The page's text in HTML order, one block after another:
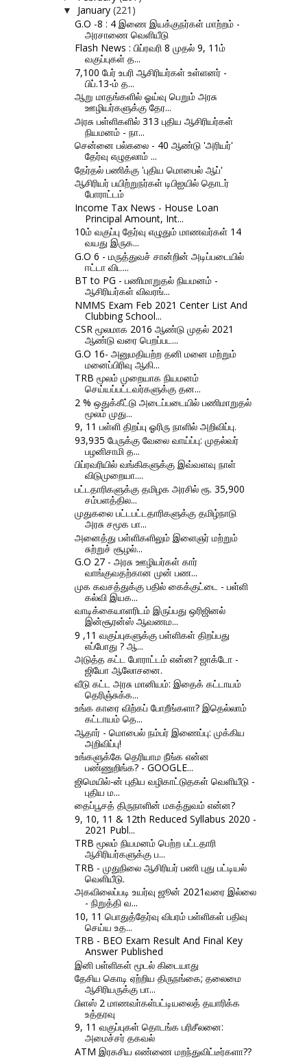
▼ January (221)
G.O -8 : 4 இணை இயக்குநர்கள் மாற்றம் -
அரசாணை வெளியீடு
Flash News : பிப்ரவரி 8 முதல் 9, 11ம்
வகுப்புகள் த...
7,100 பேர் உபரி ஆசிரியர்கள் உள்ளனர் -
பிப்.13-ம் த...
ஆறு மாதங்களில் ஓய்வு பெறும் அரசு
ஊழியர்களுக்கு தேர...
அரசு பள்ளிகளில் 313 புதிய ஆசிரியர்கள்
நியமனம் - நா...
சென்னை பல்கலை - 40 ஆண்டு 'அரியர்'
தேர்வு எழுதலாம் ...
தேர்தல் பணிக்கு 'புதிய மொபைல் ஆப்'
ஆசிரியர் பயிற்றுநர்கள் டிபிஐயில் தொடர்
போராட்டம்
Income Tax News - House Loan
Principal Amount, Int...
10ம் வகுப்பு தேர்வு எழுதும் மாணவர்கள் 14
வயது இருக...
G.O 6 - மருத்துவச் சான்றின் அடிப்படையில்
ஈட்டா விட...
BT to PG - பணிமாறுதல் நியமனம் -
ஆசிரியர்கள் விவரங்...
NMMS Exam Feb 2021 Center List And
Clubbing School...
CSR மூலமாக 2016 ஆண்டு முதல் 2021
ஆண்டு வரை பெறப்பட...
G.O 16- அனுமதியற்ற தனி மனை மற்றும்
மனைப்பிரிவு ஆகி...
TRB மூலம் முறையாக நியமனம்
செய்யப்பட்டவர்களுக்கு தன...
2 % ஒதுக்கீட்டு அடைப்படையில் பணிமாறுதல்
மூலம் முது...
9, 11 பள்ளி திறப்பு ஓரிரு நாளில் அறிவிப்பு.
93,935 பேருக்கு வேலை வாய்ப்பு: முதல்வர்
பழனிசாமி த...
பிப்ரவரியில் வங்கிகளுக்கு இவ்வளவு நாள்
விடுமுறையா....
பட்டதாரிகளுக்கு தமிழக அரசில் ரூ. 35,900
சம்பளத்தில...
முதுகலை பட்டபட்டதாரிகளுக்கு தமிழ்நாடு
அரசு சமூக பா...
அனைத்து பள்ளிகளிலும் இளைஞர் மற்றும்
சுற்றுச் சூழல்...
G.O 27 - அரசு ஊழியர்கள் கார்
வாங்குவதற்கான முன் பண...
முக கவசத்துக்கு பதில் கைக்குட்டை - பள்ளி
கல்வி இயக...
வாடிக்கையாளரிடம் இருப்பது ஒரிஜினல்
இன்சூரன்ஸ் ஆவணம...
9 ,11 வகுப்புகளுக்கு பள்ளிகள் திறப்பது
எப்போது ? ஆ...
அடுத்த கட்ட போராட்டம் என்ன? ஜாக்டோ -
ஜியோ ஆலோசனை.
வீடு கட்ட அரசு மானியம்: இதைக் கட்டாயம்
தெரிஞ்சுக்க...
உங்க காரை விற்கப் போறீங்களா? இதெல்லாம்
கட்டாயம் தெ...
ஆதார் - மொபைல் நம்பர் இணைப்பு: முக்கிய
அறிவிப்பு!
உங்களுக்கே தெரியாம நீங்க என்ன
பண்ணுறிங்க? - GOOGLE...
ஜிமெயில்-ன் புதிய வழிகாட்டுதகள் வெளியீடு -
புதிய ம...
தைப்பூசத் திருநாளின் மகத்துவம் என்ன?
9, 10, 11 & 12th Reduced Syllabus 2020 -
2021 Publ...
TRB மூலம் நியமனம் பெற்ற பட்டதாரி
ஆசிரியர்களுக்கு ப...
TRB - முதுநிலை ஆசிரியர் பணி புது பட்டியல்
வெளியீடு.
அகவிலைப்படி உயர்வு ஜூன் 2021வரை இல்லை
- நிறுத்தி வ...
10, 11 பொதுத்தேர்வு விபரம் பள்ளிகள் பதிவு
செய்ய உத...
TRB - BEO Exam Result And Final Key
Answer Published
இனி பள்ளிகள் மூடல் கிடையாது
தேசிய கொடி ஏற்றிய திருநங்கை; தலைமை
ஆசிரியருக்கு பா...
பிளஸ் 2 மாணவா்கள்பட்டியலைத் தயாரிக்க
உத்தரவு
9, 11 வகுப்புகள் தொடங்க பரிசீலனை:
அமைச்சர் தகவல்
ATM இரகசிய எண்ணை மறந்துவிட்டீர்களா??